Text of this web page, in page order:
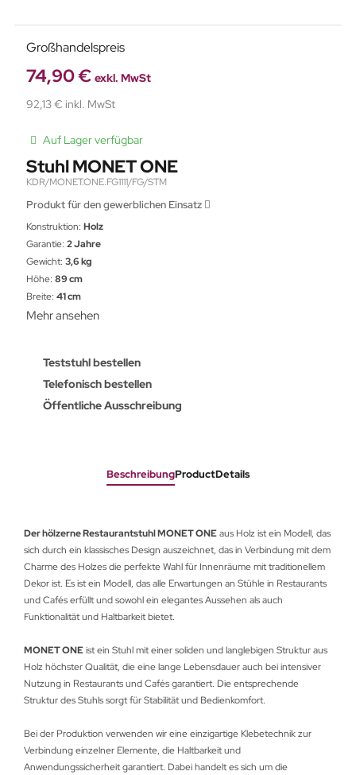
Großhandelspreis
74,90 € exkl. MwSt
92,13 € inkl. MwSt
Auf Lager verfügbar
Stuhl MONET ONE
KDR/MONET.ONE.FG1111/FG/STM
Produkt für den gewerblichen Einsatz
Konstruktion: Holz
Garantie: 2 Jahre
Gewicht: 3,6 kg
Höhe: 89 cm
Breite: 41 cm
Mehr ansehen
Teststuhl bestellen
Telefonisch bestellen
Öffentliche Ausschreibung
BeschreibungProductDetails
Der hölzerne RestaurantstuhlMONET ONEaus Holz ist ein Modell, das
sich durch ein klassisches Design auszeichnet, das in Verbindung mit dem
Charme des Holzes die perfekte Wahl für Innenräume mit traditionellem
Dekor ist. Es ist ein Modell, das alle Erwartungen an Stühle in Restaurants
und Cafés erfüllt und sowohl ein elegantes Aussehen als auch
Funktionalität und Haltbarkeit bietet.
MONET ONEist ein Stuhl mit einer soliden und langlebigen Struktur aus
Holz höchster Qualität, die eine lange Lebensdauer auch bei intensiver
Nutzung in Restaurants und Cafés garantiert. Die entsprechende
Struktur des Stuhls sorgt für Stabilität und Bedienkomfort.
Bei der Produktion verwenden wir eine einzigartige Klebetechnik zur
Verbindung einzelner Elemente, die Haltbarkeit und
Anwendungssicherheit garantiert. Dabei handelt es sich um die